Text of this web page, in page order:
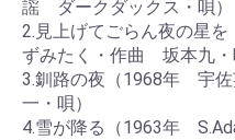
謡 ダークダックス・唄）
2.見上げてごらん夜の星
ずみたく・作曲 坂本九・
3.釧路の夜（1968年 宇
一・唄）
4.雪が降る（1963年